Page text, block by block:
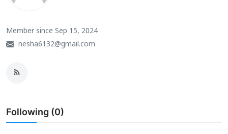
Kearifan lokal
Seni
Usadha
Member since Sep 15, 2024
nesha6132@gmail.com
Following (0)